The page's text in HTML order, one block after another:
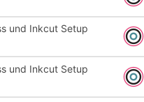
und Inkcut Setup
und Inkcut Setup